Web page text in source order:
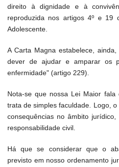
direito à dignidade e à
reproduzida nos artigos 4º e 19
Adolescente.
A Carta Magna estabelece,
dever de ajudar e amparar os
enfermidade" (artigo 229).
Nota-se que nossa Lei Maior
trata de simples faculdade. Logo,
consequências no âmbito
responsabilidade civil.
Há que se considerar que o
previsto em nosso ordenamento